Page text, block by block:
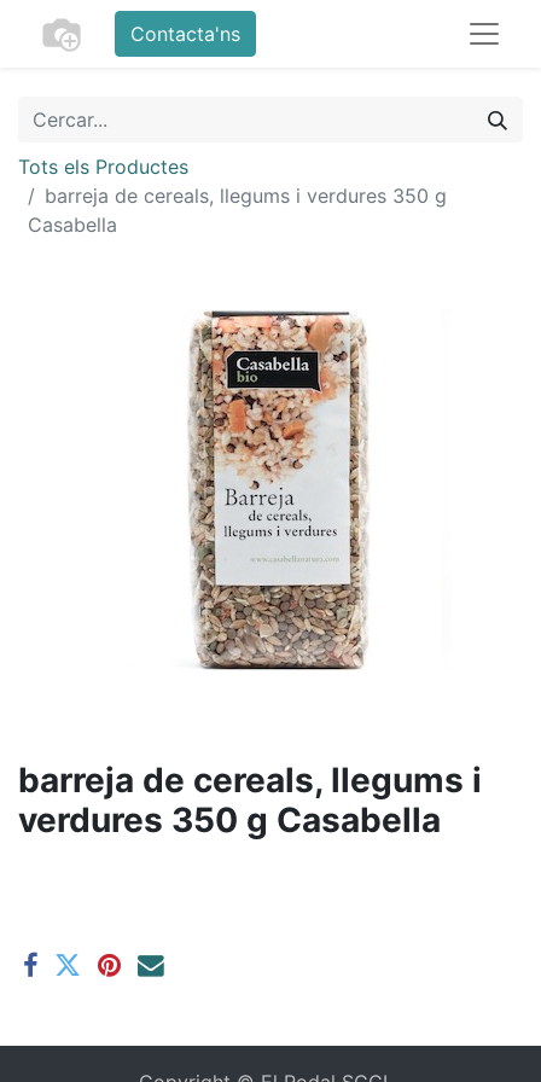
Contacta'ns
Tots els Productes
barreja de cereals, llegums i verdures 350 g
Casabella
barreja de cereals, llegums i
verdures 350 g Casabella